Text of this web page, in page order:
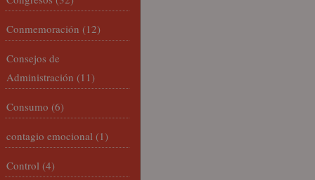
Conmemoración (12)
Consejos de
Administración (11)
Consumo (6)
contagio emocional (1)
Control (4)